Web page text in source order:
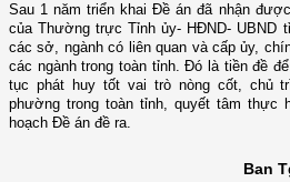
Sau 1 năm triển khai Đề án đã nhận
của Thường trực Tỉnh ủy- HĐND- UBND
các sở, ngành có liên quan và cấp ủy,
các ngành trong toàn tỉnh. Đó là tiền đề
tục phát huy tốt vai trò nòng cốt, chủ
phường trong toàn tỉnh, quyết tâm thực
hoạch Đề án đề ra.
Ban